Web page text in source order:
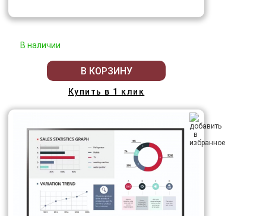
В наличии
В КОРЗИНУ
Купить в 1 клик